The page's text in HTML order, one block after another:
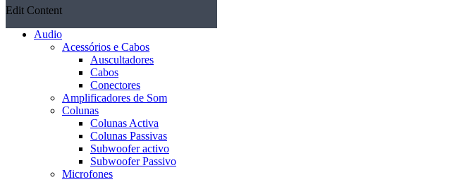
Edit Content
Audio
Acessórios e Cabos
Auscultadores
Cabos
Conectores
Amplificadores de Som
Colunas
Colunas Activa
Colunas Passivas
Subwoofer activo
Subwoofer Passivo
Microfones